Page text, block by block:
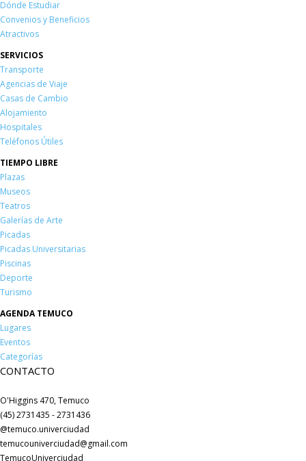
Dónde Estudiar
Convenios y Beneficios
Atractivos
SERVICIOS
Transporte
Agencias de Viaje
Casas de Cambio
Alojamiento
Hospitales
Teléfonos Útiles
TIEMPO LIBRE
Plazas
Museos
Teatros
Galerías de Arte
Picadas
Picadas Universitarias
Piscinas
Deporte
Turismo
AGENDA TEMUCO
Lugares
Eventos
Categorías
CONTACTO
O'Higgins 470, Temuco
(45) 2731435 - 2731436
@temuco.univerciudad
temucouniverciudad@gmail.com
TemucoUniverciudad